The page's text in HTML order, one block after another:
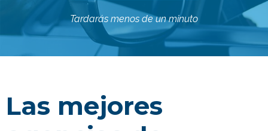
Tardarás menos de un minuto
Las mejores